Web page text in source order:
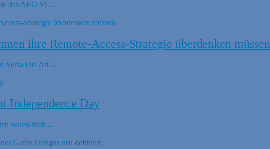
das AEO Vi ...
ihre Remote-Access-Strategie überdenken müssen
Versa Die Art ...
Independence Day
sollen Web ...